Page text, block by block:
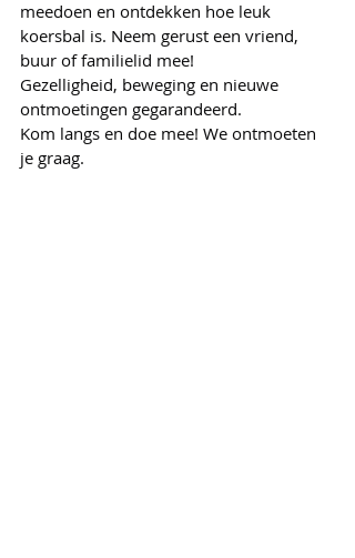
meedoen en ontdekken hoe leuk
koersbal is. Neem gerust een vriend,
buur of familielid mee!
Gezelligheid, beweging en nieuwe
ontmoetingen gegarandeerd.
Kom langs en doe mee! We ontmoeten
je graag.